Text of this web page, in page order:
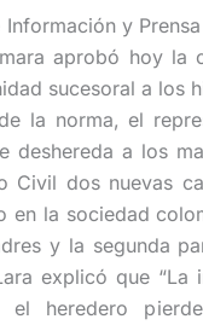
Información y
aprobó hoy
sucesoral a los
la norma, el
deshereda a los
Civil dos nuevas
en la sociedad
y la segunda
explicó que
heredero